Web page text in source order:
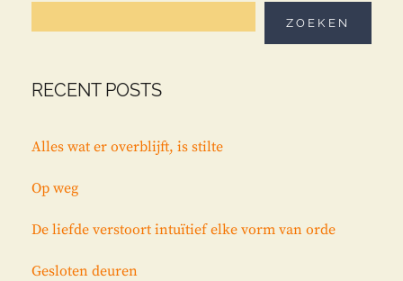
ZOEKEN
RECENT POSTS
Alles wat er overblijft, is stilte
Op weg
De liefde verstoort intuïtief elke vorm van orde
Gesloten deuren